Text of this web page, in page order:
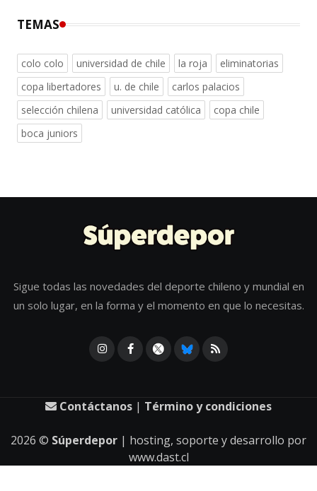
TEMAS
colo colo universidad de chile la roja
eliminatorias
copa libertadores
u. de chile
carlos palacios
selección chilena
universidad católica
copa chile
boca juniors
Sigue todas las novedades del deporte chileno y mundial en
un solo lugar, en la forma y el momento en que lo necesitas.
Contáctanos | Término y condiciones
2026 © Súperdepor | hosting, soporte y desarrollo por
www.dast.cl